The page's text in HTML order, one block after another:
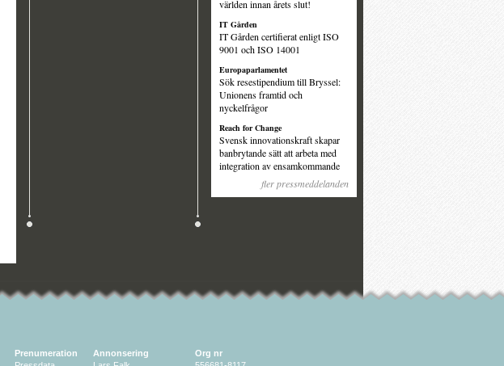
världen innan årets slut!
IT Gården
IT Gården certifierat enligt ISO
9001 och ISO 14001
Europaparlamentet
Sök resestipendium till Bryssel:
Unionens framtid och
nyckelfrågor
Reach for Change
Svensk innovationskraft skapar
banbrytande sätt att arbeta med
integration av ensamkommande
fler pressmeddelanden
Prenumeration
Annonsering
Org nr